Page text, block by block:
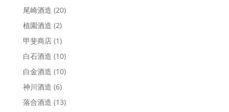
尾崎酒造 (20)
植園酒造 (2)
甲斐商店 (1)
白石酒造 (10)
白金酒造 (10)
神川酒造 (6)
落合酒造 (13)